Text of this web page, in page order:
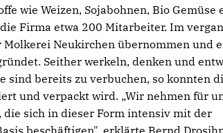
wie Weizen, Sojabohnen, Bio Gemüse
Firma etwa 200 Mitarbeiter. Im
Neukirchen übernommen und
Seither werkeln, denken und
sind bereits zu verbuchen, so konnten
und verpackt wird. „Wir nehmen für
sich in dieser Form intensiv mit der
beschäftigen", erklärte Bernd